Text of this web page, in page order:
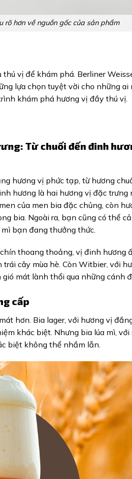
rõ hơn về nguồn gốc của sản phẩm
vị để khám phá. Berliner
lựa chọn tuyệt vời cho những ai
khám phá hương vị đầy thú vị.
Từ chuối đến đinh
hương vị phức tạp, từ hương
hương là hai hương vị đặc trưng
của men bia đặc chủng, còn
bia. Ngoài ra, bạn cũng có thể
bạn đang thưởng thức.
thoang thoảng, vị đinh hương
cây mùa hè. Còn Witbier, với
mát lành thổi qua những cánh
cấp
hơn. Bia lager, với hương vị
khác biệt. Nhưng bia lúa mì,
biệt không thể nhầm lẫn.